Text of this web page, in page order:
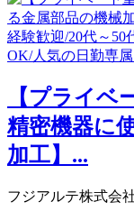
【プライ
精密機器に
加工】...
フジアルテ株式会